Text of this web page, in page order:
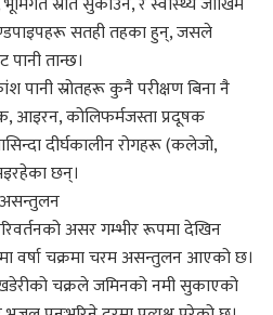
सतही तहका हुन्, जसले
पानी तान्छ।
स्रोतहरू कुनै परीक्षण बिना नै
आइरन, कोलिफर्मजस्ता प्रदूषक
दीर्घकालीन रोगहरू (कलेजो,
छन्।
असन्तुलन
असर गम्भीर रूपमा देखिन
वर्षा चक्रमा चरम असन्तुलन आएको छ।
चक्रले जमिनको नमी सुकाएको